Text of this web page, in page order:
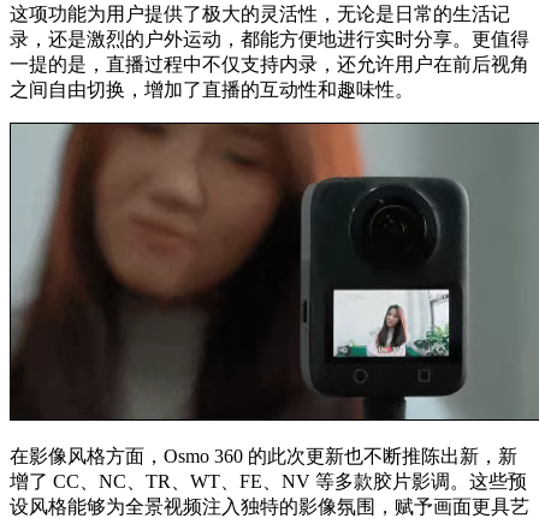
这项功能为用户提供了极大的灵活性，无论是日常的生活记
录，还是激烈的户外运动，都能方便地进行实时分享。更值得
一提的是，直播过程中不仅支持内录，还允许用户在前后视角
之间自由切换，增加了直播的互动性和趣味性。
在影像风格方面，Osmo 360 的此次更新也不断推陈出新，新
增了 CC、NC、TR、WT、FE、NV 等多款胶片影调。这些预
设风格能够为全景视频注入独特的影像氛围，赋予画面更具艺